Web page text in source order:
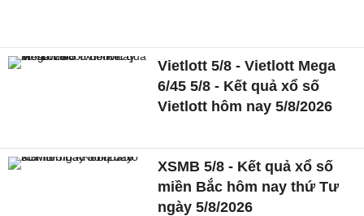
Vietlott 5/8 - Vietlott Mega
6/45 5/8 - Kết quả xổ số
Vietlott hôm nay 5/8/2026
XSMB 5/8 - Kết quả xổ số
miền Bắc hôm nay thứ Tư
ngày 5/8/2026